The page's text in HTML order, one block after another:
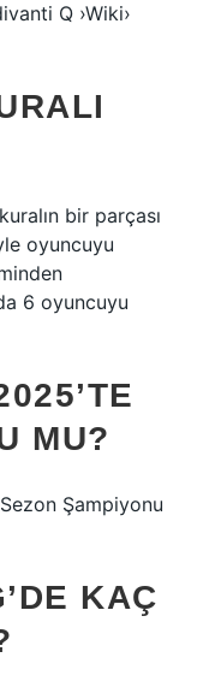
Q ›Wiki›
bir parçası
oyuncuyu
6 oyuncuyu
MU?
Şampiyonu
KAÇ